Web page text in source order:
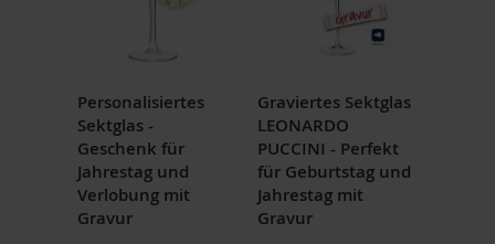
Personalisiertes
Sektglas -
Geschenk für
Jahrestag und
Verlobung mit
Gravur
Graviertes Sektglas
LEONARDO
PUCCINI - Perfekt
für Geburtstag und
Jahrestag mit
Gravur